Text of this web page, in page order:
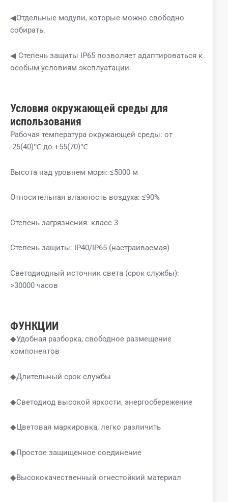
◀Отдельные модули, которые можно свободно
собирать.
◀ Степень защиты IP65 позволяет адаптироваться к
особым условиям эксплуатации.
Условия окружающей среды для
использования
Рабочая температура окружающей среды: от
-25(40)℃ до +55(70)℃
Высота над уровнем моря: ≤5000 м
Относительная влажность воздуха: ≤90%
Степень загрязнения: класс 3
Степень защиты: IP40/IP65 (настраиваемая)
Светодиодный источник света (срок службы):
>30000 часов
ФУНКЦИИ
◆Удобная разборка, свободное размещение
компонентов
◆Длительный срок службы
◆Светодиод высокой яркости, энергосбережение
◆Цветовая маркировка, легко различить
◆Простое защищенное соединение
◆Высококачественный огнестойкий материал